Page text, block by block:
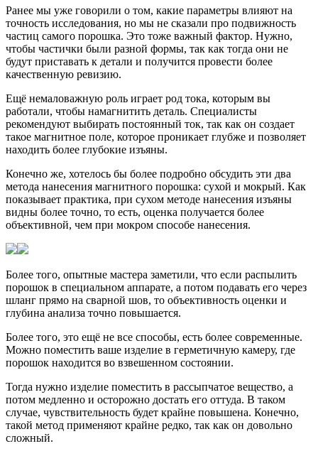
Ранее мы уже говорили о том, какие параметры влияют на
точность исследования, но мы не сказали про подвижность
частиц самого порошка. Это тоже важный фактор. Нужно,
чтобы частички были разной формы, так как тогда они не
будут приставать к детали и получится провести более
качественную ревизию.
Ещё немаловажную роль играет род тока, которым вы
работали, чтобы намагнитить деталь. Специалисты
рекомендуют выбирать постоянный ток, так как он создает
такое магнитное поле, которое проникает глубже и позволяет
находить более глубокие изъяны.
Конечно же, хотелось бы более подробно обсудить эти два
метода нанесения магнитного порошка: сухой и мокрый. Как
показывает практика, при сухом методе нанесения изъяны
видны более точно, то есть, оценка получается более
объективной, чем при мокром способе нанесения.
Более того, опытные мастера заметили, что если распылить
порошок в специальном аппарате, а потом подавать его через
шланг прямо на сварной шов, то объективность оценки и
глубина анализа точно повышается.
Более того, это ещё не все способы, есть более современные.
Можно поместить ваше изделие в герметичную камеру, где
порошок находится во взвешенном состоянии.
Тогда нужно изделие поместить в рассыпчатое вещество, а
потом медленно и осторожно достать его оттуда. В таком
случае, чувствительность будет крайне повышена. Конечно,
такой метод применяют крайне редко, так как он довольно
сложный.